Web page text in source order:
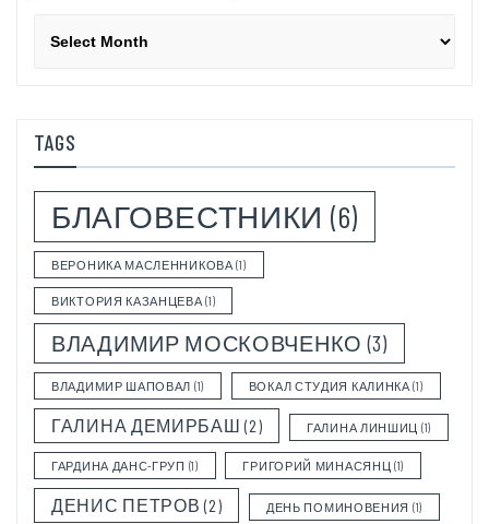
событий
TAGS
БЛАГОВЕСТНИКИ (6)
ВЕРОНИКА МАСЛЕННИКОВА (1)
ВИКТОРИЯ КАЗАНЦЕВА (1)
ВЛАДИМИР МОСКОВЧЕНКО (3)
ВЛАДИМИР ШАПОВАЛ (1) ВОКАЛ СТУДИЯ КАЛИНКА (1)
ГАЛИНА ДЕМИРБАШ (2) ГАЛИНА ЛИНШИЦ (1)
ГАРДИНА ДАНС-ГРУП (1) ГРИГОРИЙ МИНАСЯНЦ (1)
ДЕНИС ПЕТРОВ (2) ДЕНЬ ПОМИНОВЕНИЯ (1)